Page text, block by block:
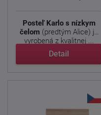
Posteľ Karlo s nízkym
čelom (predtým Alice) je
vyrobená z kvalitnej ...
Detail